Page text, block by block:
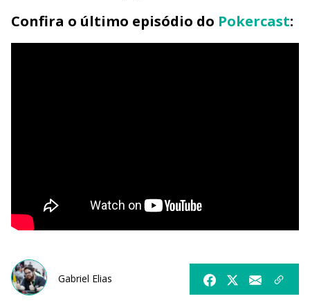
Confira o último episódio do Pokercast:
Gabriel Elias